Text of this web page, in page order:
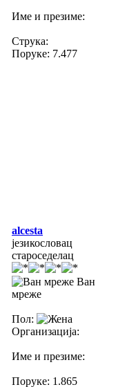
Име и презиме:
Струка:
Поруке: 7.477
alcesta
језикословац
староседелац
Ван
мреже
Пол:
Организација:
Име и презиме:
Поруке: 1.865